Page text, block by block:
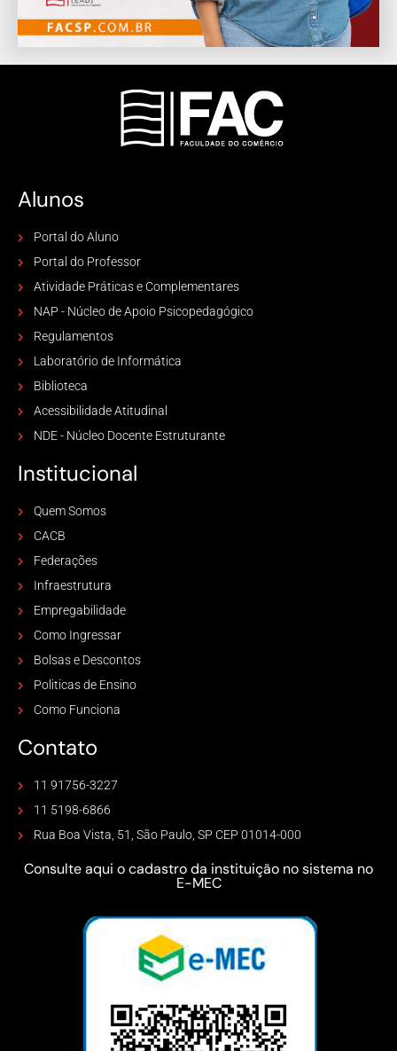
Alunos
Portal do Aluno
Portal do Professor
Atividade Práticas e Complementares
NAP - Núcleo de Apoio Psicopedagógico
Regulamentos
Laboratório de Informática
Biblioteca
Acessibilidade Atitudinal
NDE - Núcleo Docente Estruturante
Institucional
Quem Somos
CACB
Federações
Infraestrutura
Empregabilidade
Como Ingressar
Bolsas e Descontos
Politicas de Ensino
Como Funciona
Contato
11 91756-3227
11 5198-6866
Rua Boa Vista, 51, São Paulo, SP CEP 01014-000
Consulte aqui o cadastro da instituição no sistema no
E-MEC